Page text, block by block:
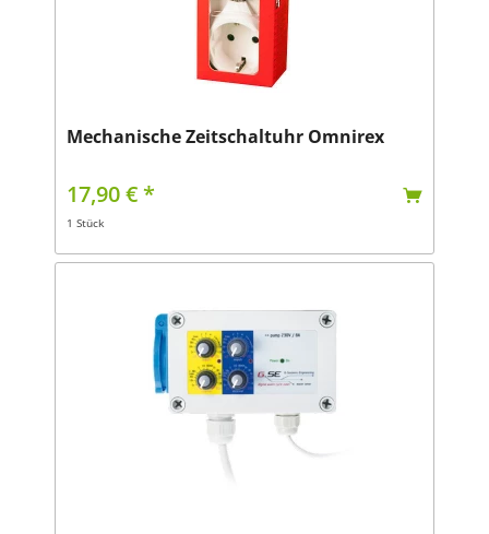
Mechanische Zeitschaltuhr Omnirex
17,90 € *
1 Stück